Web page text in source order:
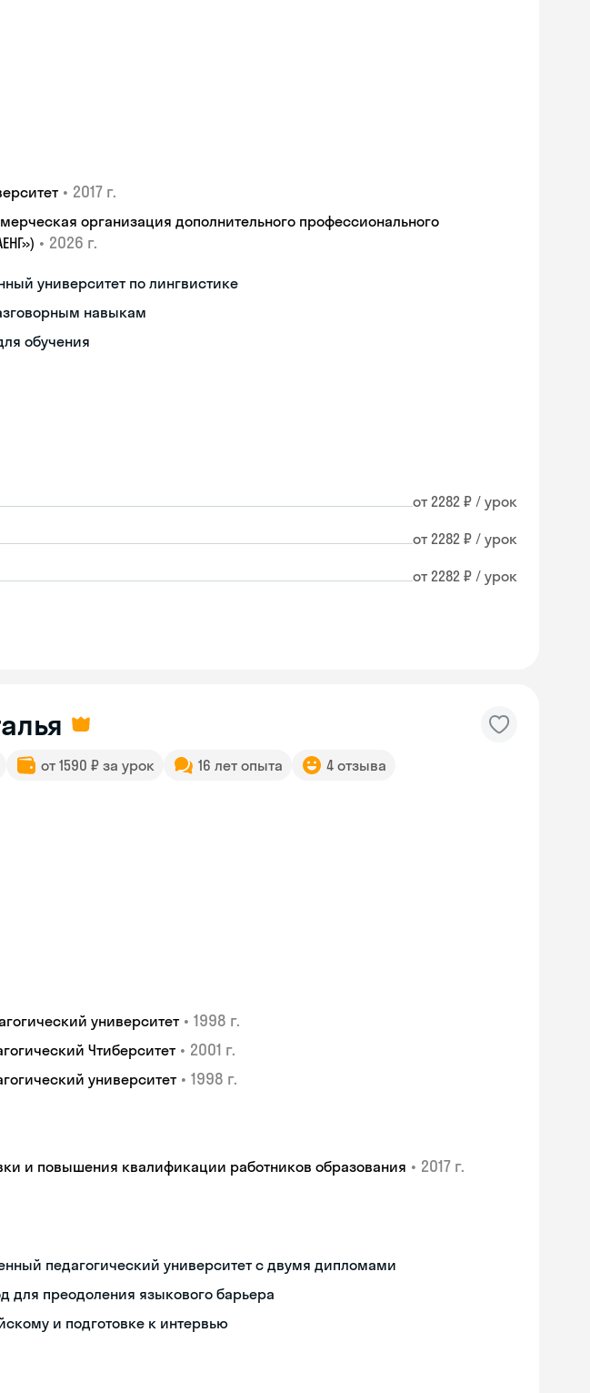
• 2017 г.
организация дополнительного профессионального
• 2026 г.
университет по лингвистике
навыкам
обучения
от 2282 ₽ / урок
от 2282 ₽ / урок
от 2282 ₽ / урок
от 1590 ₽ за урок 16 лет опыта 4 отзыва
университет • 1998 г.
Чтиберситет • 2001 г.
университет • 1998 г.
и повышения квалификации работников образования • 2017 г.
педагогический университет с двумя дипломами
для преодоления языкового барьера
и подготовке к интервью